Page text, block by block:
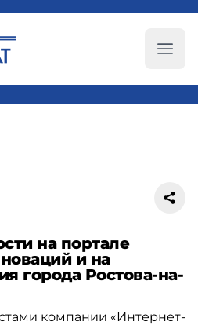
на портале
и на
города Ростова-на-
компании «Интернет-